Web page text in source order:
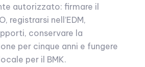
autorizzato: firmare il
registrarsi nell’EDM,
conservare la
per cinque anni e fungere
per il BMK.